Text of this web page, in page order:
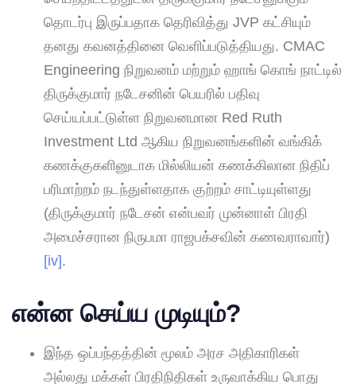
தொடர்பு இருப்பதாக தெரிவித்து JVP கட்சியும்
தனது கவனத்தினை வெளிப்படுத்தியது. CMAC
Engineering நிறுவனம் மற்றும் ஹாங் கொங் நாட்டில்
திருக்குமார் நடேசனின் பெயரில் பதிவு
செய்யப்பட்டுள்ள நிறுவனமான Red Ruth
Investment Ltd ஆகிய நிறுவனங்களின் வங்கிக்
கணக்குகளினுடாக மில்லியன் கணக்கிலான நிதிப்
பரிமாற்றம் நடந்துள்ளதாக குற்றம் சாட்டியுள்ளது
(திருக்குமார் நடேசன் என்பவர் முன்னாள் பிரதி
அமைச்சரான நிருபமா ராஜபக்சவின் கணவராவார்)
[iv].
என்ன செய்ய முடியும்?
இந்த ஒப்பந்தத்தின் மூலம் அரச அதிகாரிகள்
அல்லது மக்கள் பிரதிநிதிகள் உருவாக்கிய பொது